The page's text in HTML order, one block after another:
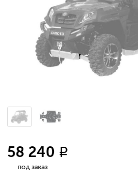
58 240 q
под заказ